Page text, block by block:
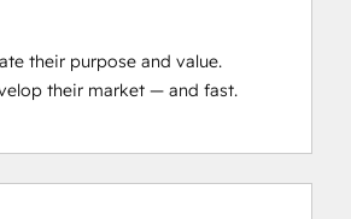
their purpose and value.
their market — and fast.